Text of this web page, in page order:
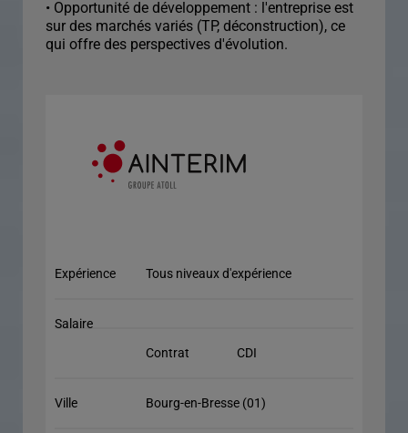
• Opportunité de développement : l'entreprise est
sur des marchés variés (TP, déconstruction), ce
qui offre des perspectives d'évolution.
Expérience Tous niveaux d'expérience
Salaire
Contrat
CDI
Ville Bourg-en-Bresse (01)